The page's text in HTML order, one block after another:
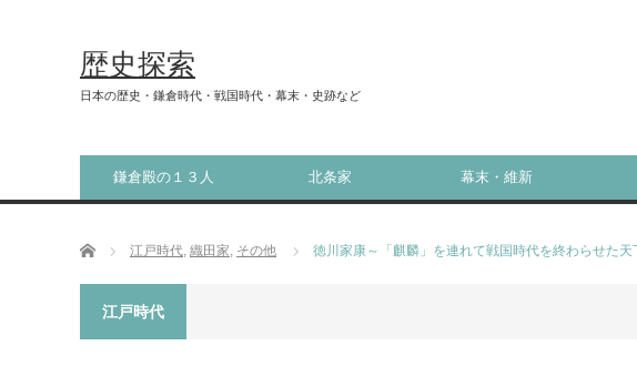
歴史探索
日本の歴史・鎌倉時代・戦国時代・幕末・史跡など
鎌倉殿の１３人 北条家 幕末・維新
ホーム 江戸時代, 織田家, その他 徳川家康～「麒麟」を連れて戦国時代を終わらせた天
江戸時代